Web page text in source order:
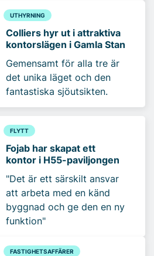
UTHYRNING
Colliers hyr ut i attraktiva
kontorslägen i Gamla Stan
Gemensamt för alla tre är
det unika läget och den
fantastiska sjöutsikten.
FLYTT
Fojab har skapat ett
kontor i H55-paviljongen
"Det är ett särskilt ansvar
att arbeta med en känd
byggnad och ge den en ny
funktion"
FASTIGHETSAFFÄRER